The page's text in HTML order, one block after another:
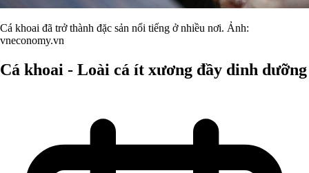
Cá khoai đã trở thành đặc sản nổi tiếng ở nhiều nơi. Ảnh:
vneconomy.vn
Cá khoai - Loài cá ít xương đầy dinh dưỡng